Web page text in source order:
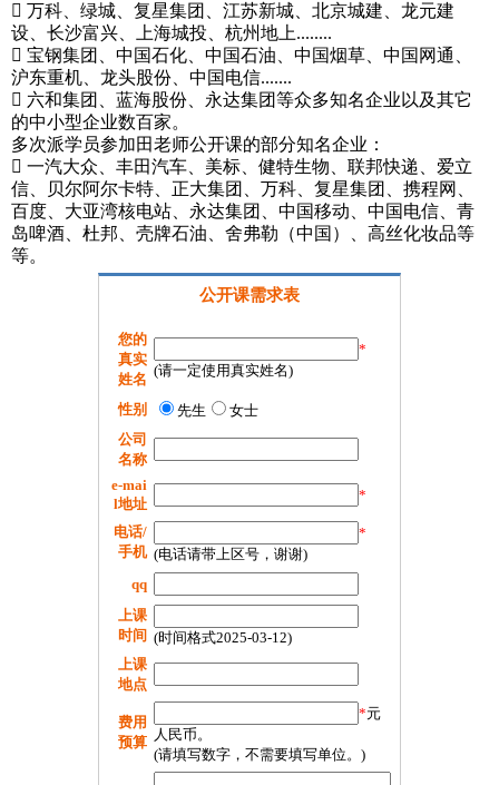
 万科、绿城、复星集团、江苏新城、北京城建、龙元建
设、长沙富兴、上海城投、杭州地上........
 宝钢集团、中国石化、中国石油、中国烟草、中国网通、
沪东重机、龙头股份、中国电信.......
 六和集团、蓝海股份、永达集团等众多知名企业以及其它
的中小型企业数百家。
多次派学员参加田老师公开课的部分知名企业：
 一汽大众、丰田汽车、美标、健特生物、联邦快递、爱立
信、贝尔阿尔卡特、正大集团、万科、复星集团、携程网、
百度、大亚湾核电站、永达集团、中国移动、中国电信、青
岛啤酒、杜邦、壳牌石油、舍弗勒（中国）、高丝化妆品等
等。
公开课需求表
您的
真实
姓名
*
(请一定使用真实姓名)
性别 先生
女士
公司
名称
e-mai
l地址
*
电话/
手机
*
(电话请带上区号，谢谢)
qq
上课
时间 (时间格式2025-03-12)
上课
地点
费用
预算
*元
人民币。
(请填写数字，不需要填写单位。)